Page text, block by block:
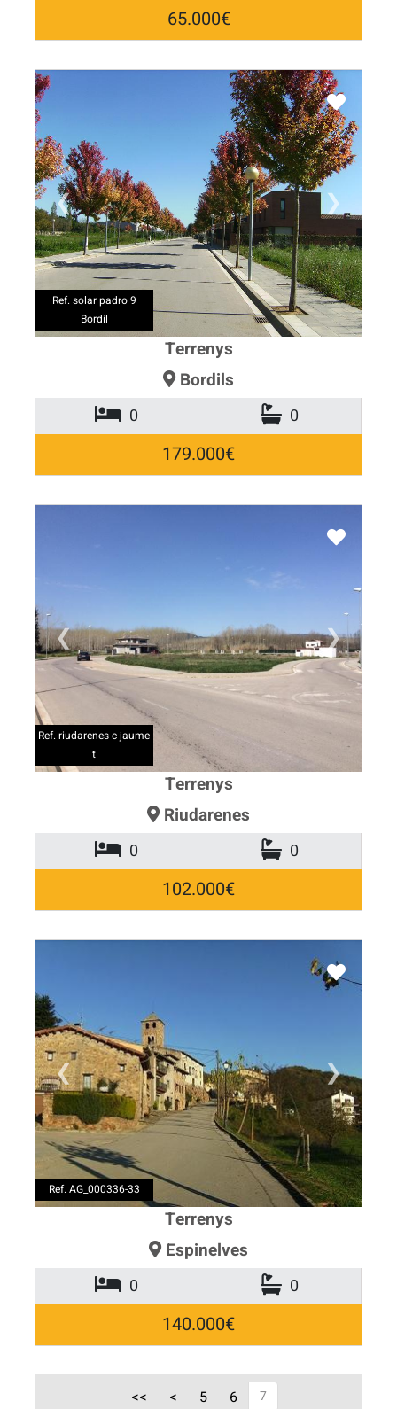
65.000€
❮ ❯
Ref. solar padro 9
Bordil
Terrenys
Bordils
0 0
179.000€
❮ ❯
Ref. riudarenes c jaume
t
Terrenys
Riudarenes
0 0
102.000€
❮ ❯
Ref. AG_000336-33
Terrenys
Espinelves
0 0
140.000€
<< < 5 6 7